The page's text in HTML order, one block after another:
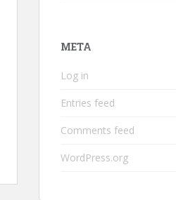
META
Log in
Entries feed
Comments feed
WordPress.org